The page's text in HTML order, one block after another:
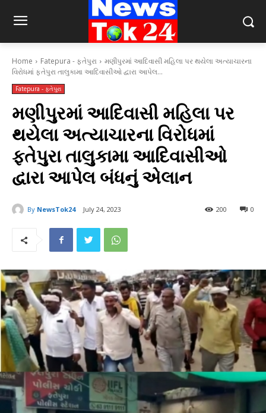
Home Fatepura - ફતેપુરા
મણીપુરમાં આદિવાસી મહિલા પર થયેલા અત્યાચારના
વિરોધમાં ફતેપુરા તાલુકામા આદિવાસીઓ દ્વારા આપેલ...
Fatepura - ફતેપુરા
મણીપુરમાં આદિવાસી મહિલા પર
થયેલા અત્યાચારના વિરોધમાં
ફતેપુરા તાલુકામા આદિવાસીઓ
દ્વારા આપેલ બંધનું એલાન
By NewsTok24 July 24, 2023 0
200